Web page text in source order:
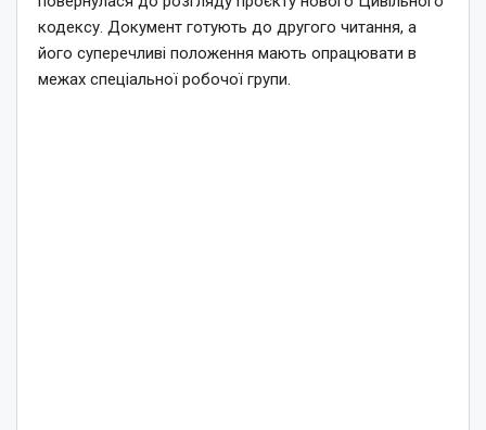
кодексу. Документ готують до другого читання, а
його суперечливі положення мають опрацювати в
межах спеціальної робочої групи.